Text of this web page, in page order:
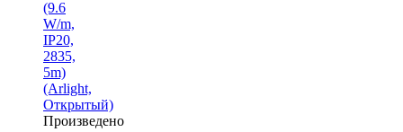
(9.6
W/m,
IP20,
2835,
5m)
(Arlight,
Открытый)
Произведено